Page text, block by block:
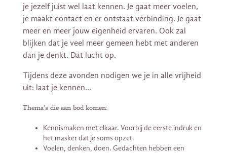
je jezelf juist wel laat kennen. Je gaat meer voelen,
je maakt contact en er ontstaat verbinding. Je gaat
meer en meer jouw eigenheid ervaren. Ook zal
blijken dat je veel meer gemeen hebt met anderen
dan je denkt. Dat lucht op.
Tijdens deze avonden nodigen we je in alle vrijheid
uit: laat je kennen…
Thema’s die aan bod komen:
Kennismaken met elkaar. Voorbij de eerste indruk en
het masker dat je soms opzet.
Voelen, denken, doen. Gedachten hebben een